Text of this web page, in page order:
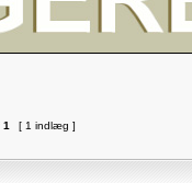
1 [ 1 indlæg ]